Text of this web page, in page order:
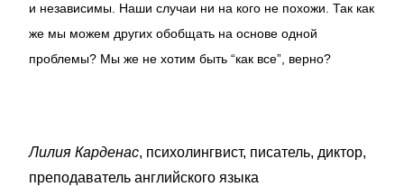
и независимы. Наши случаи ни на кого не похожи. Так как
же мы можем других обобщать на основе одной
проблемы? Мы же не хотим быть “как все”, верно?
Лилия Карденас, психолингвист, писатель, диктор,
преподаватель английского языка